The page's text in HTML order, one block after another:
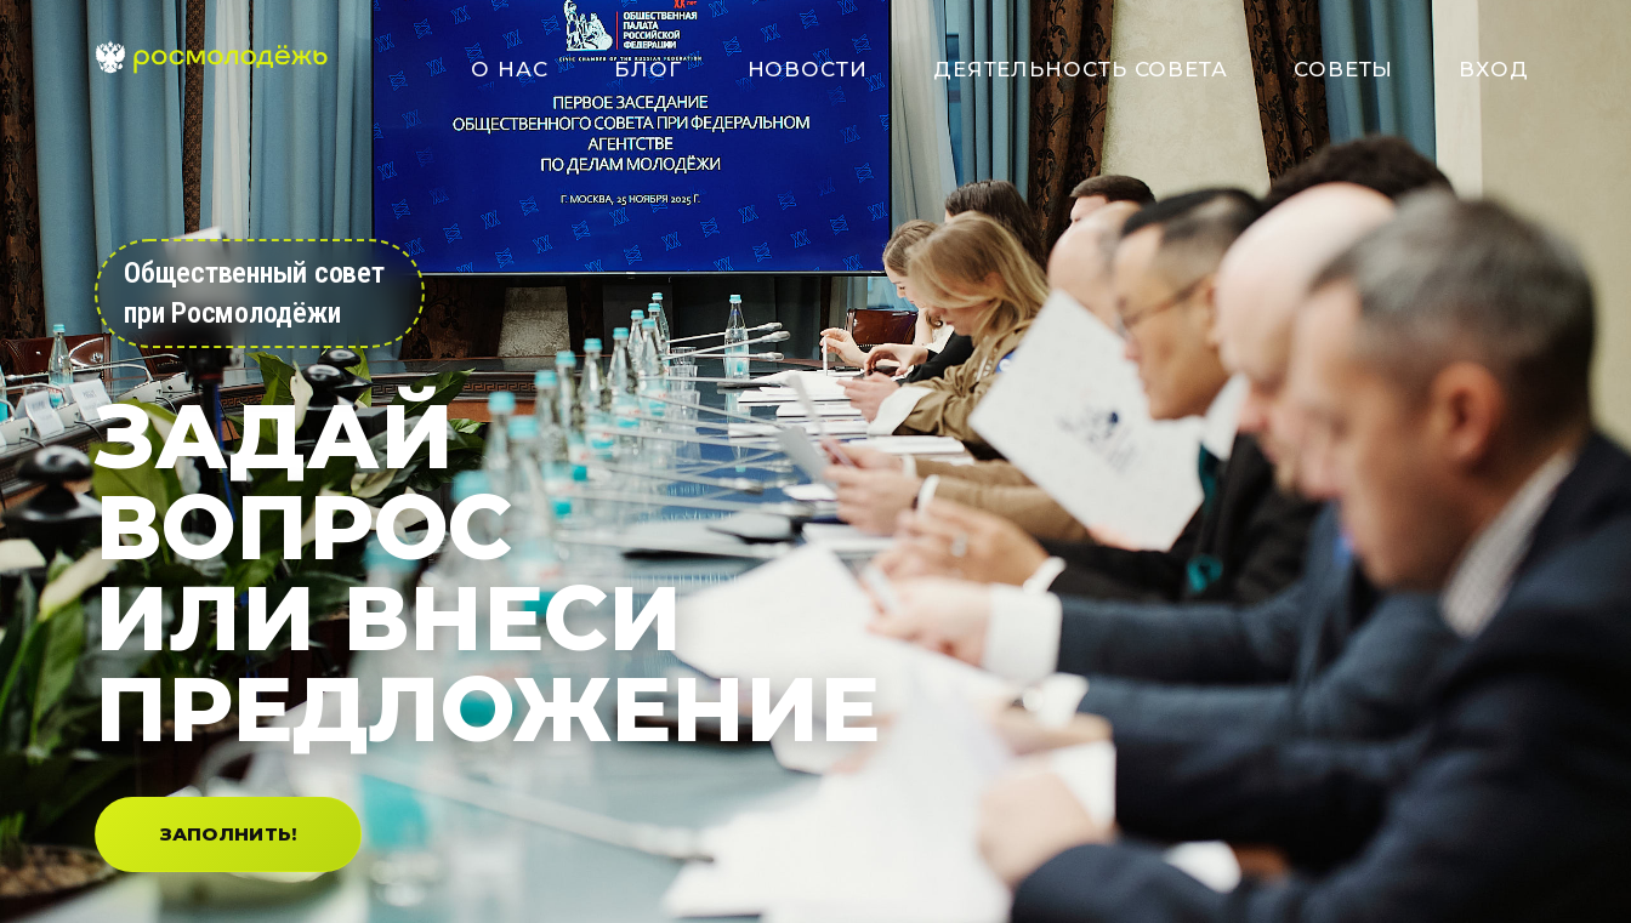
О НАС БЛОГ НОВОСТИ ДЕЯТЕЛЬНОСТЬ СОВЕТА СОВЕТЫ ВХОД
Общественный совет
при Росмолодёжи
ЗАДАЙ
ВОПРОС
ИЛИ ВНЕСИ
ПРЕДЛОЖЕНИЕ
ЗАПОЛНИТЬ!